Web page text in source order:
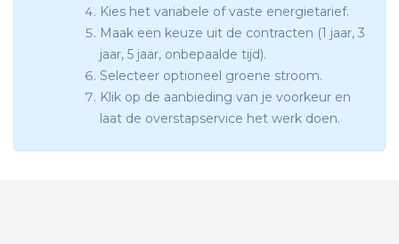
Kies het variabele of vaste energietarief.
Maak een keuze uit de contracten (1 jaar, 3
jaar, 5 jaar, onbepaalde tijd).
Selecteer optioneel groene stroom.
Klik op de aanbieding van je voorkeur en
laat de overstapservice het werk doen.